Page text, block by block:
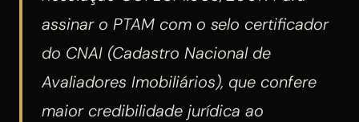
assinar o PTAM com o selo certificador
do CNAI (Cadastro Nacional de
Avaliadores Imobiliários), que confere
maior credibilidade jurídica ao